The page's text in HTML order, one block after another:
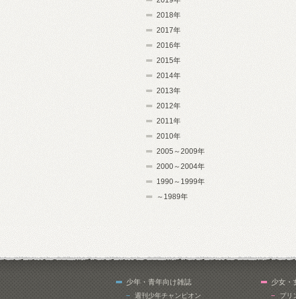
2018年
2017年
2016年
2015年
2014年
2013年
2012年
2011年
2010年
2005～2009年
2000～2004年
1990～1999年
～1989年
少年・青年向け雑誌
週刊少年チャンピオン
少女・
プリ